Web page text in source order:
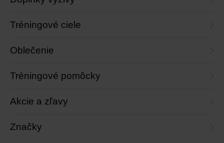
Tréningové ciele
Oblečenie
Tréningové pomôcky
Akcie a zľavy
Značky